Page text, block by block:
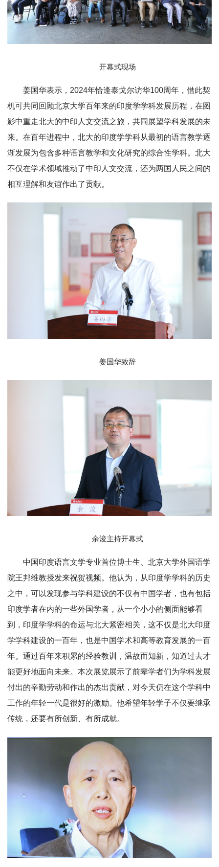
开幕式现场
姜国华表示，2024年恰逢泰戈尔访华100周年，借此契
机可共同回顾北京大学百年来的印度学学科发展历程，在图
影中重走北大的中印人文交流之旅，共同展望学科发展的未
来。在百年进程中，北大的印度学学科从最初的语言教学逐
渐发展为包含多种语言教学和文化研究的综合性学科。北大
不仅在学术领域推动了中印人文交流，还为两国人民之间的
相互理解和友谊作出了贡献。
姜国华致辞
余浚主持开幕式
中国印度语言文学专业首位博士生、北京大学外国语学
院王邦维教授发来祝贺视频。他认为，从印度学学科的历史
之中，可以发现参与学科建设的不仅有中国学者，也有包括
印度学者在内的一些外国学者，从一个小小的侧面能够看
到，印度学学科的命运与北大紧密相关，这不仅是北大印度
学学科建设的一百年，也是中国学术和高等教育发展的一百
年。通过百年来积累的经验教训，温故而知新，知道过去才
能更好地面向未来。本次展览展示了前辈学者们为学科发展
付出的辛勤劳动和作出的杰出贡献，对今天仍在这个学科中
工作的年轻一代是很好的激励。他希望年轻学子不仅要继承
传统，还要有所创新、有所成就。